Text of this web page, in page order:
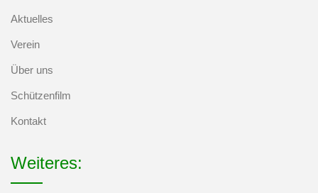
Aktuelles
Verein
Über uns
Schützenfilm
Kontakt
Weiteres: